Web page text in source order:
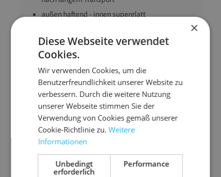
außen haftend - innen superglatt
Container durch superglatte Seite
3050 m pro Rolle - dadurch weniger
Rollenwechsel
größere Mengen nennen wir Ihnen gerne auf
Anfrage
Abmessung
50 cm x 3050 m (B x
Anwendungsbereic
Leichte Güter,
×
Diese Webseite verwendet
Cookies.
Wir verwenden Cookies, um die
Benutzerfreundlichkeit unserer Website zu
verbessern. Durch die weitere Nutzung
unserer Webseite stimmen Sie der
Verwendung von Cookies gemäß unserer
Cookie-Richtlinie zu.Weitere
Informationen
Unbedingt
erforderlich
Performance